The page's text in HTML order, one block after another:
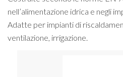
nell’alimentazione idrica e negli
Adatte per impianti di
ventilazione, irrigazione.